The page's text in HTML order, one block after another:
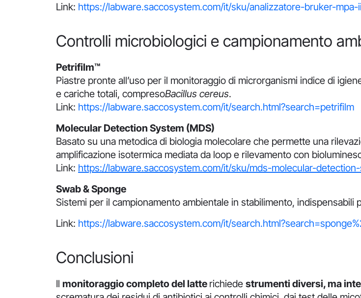
Link: https://labware.saccosystem.com/it/sku/analizzatore-bruker-mpa-
Controlli microbiologici e campionamento
Petrifilm™
Piastre pronte all’uso per il monitoraggio di microrganismi indice di
e cariche totali, compresoBacillus cereus.
Link: https://labware.saccosystem.com/it/search.html?search=petrifilm
Molecular Detection System (MDS)
Basato su una metodica di biologia molecolare che permette una
amplificazione isotermica mediata da loop e rilevamento con
Link: https://labware.saccosystem.com/it/sku/mds-molecular-detection-
Swab & Sponge
Sistemi per il campionamento ambientale in stabilimento, indispensabili
Link: https://labware.saccosystem.com/it/
Conclusioni
Il monitoraggio completo del latte richiede strumenti diversi, ma